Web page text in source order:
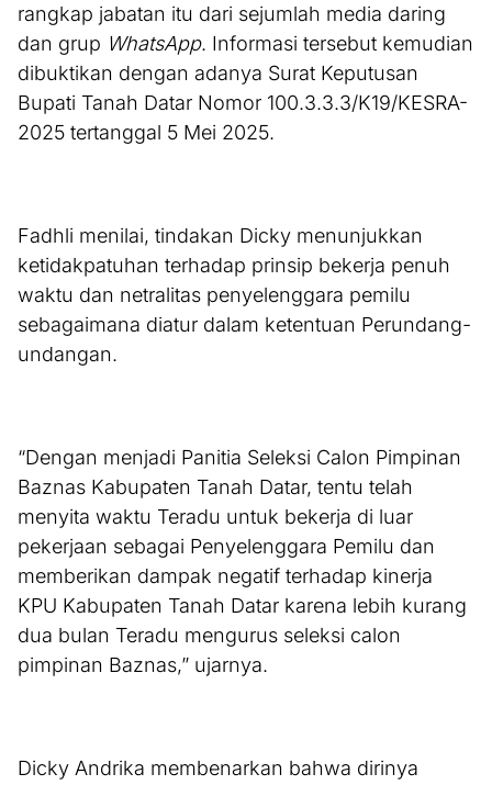
rangkap jabatan itu dari sejumlah media daring
dan grup WhatsApp. Informasi tersebut kemudian
dibuktikan dengan adanya Surat Keputusan
Bupati Tanah Datar Nomor 100.3.3.3/K19/KESRA-
2025 tertanggal 5 Mei 2025.
Fadhli menilai, tindakan Dicky menunjukkan
ketidakpatuhan terhadap prinsip bekerja penuh
waktu dan netralitas penyelenggara pemilu
sebagaimana diatur dalam ketentuan Perundang-
undangan.
“Dengan menjadi Panitia Seleksi Calon Pimpinan
Baznas Kabupaten Tanah Datar, tentu telah
menyita waktu Teradu untuk bekerja di luar
pekerjaan sebagai Penyelenggara Pemilu dan
memberikan dampak negatif terhadap kinerja
KPU Kabupaten Tanah Datar karena lebih kurang
dua bulan Teradu mengurus seleksi calon
pimpinan Baznas,” ujarnya.
Dicky Andrika membenarkan bahwa dirinya